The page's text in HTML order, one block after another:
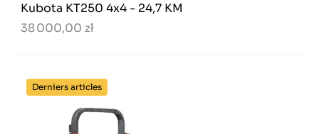
Kubota KT250 4x4 - 24,7 KM
38 000,00 zł
Derniers articles